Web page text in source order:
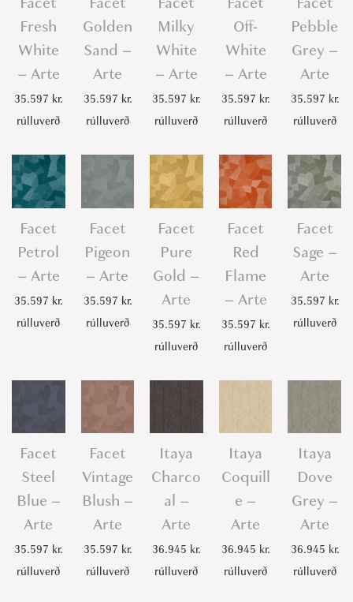
Fresh
White
– Arte
35.597 kr.
rúlluverð
Golden
Sand –
Arte
35.597 kr.
rúlluverð
Milky
White
– Arte
35.597 kr.
rúlluverð
Off-
White
– Arte
35.597 kr.
rúlluverð
Pebble
Grey –
Arte
35.597 kr.
rúlluverð
Facet
Petrol
– Arte
35.597 kr.
rúlluverð
Facet
Pigeon
– Arte
35.597 kr.
rúlluverð
Facet
Pure
Gold –
Arte
35.597 kr.
rúlluverð
Facet
Red
Flame
– Arte
35.597 kr.
rúlluverð
Facet
Sage –
Arte
35.597 kr.
rúlluverð
Facet
Steel
Blue –
Arte
35.597 kr.
rúlluverð
Facet
Vintage
Blush –
Arte
35.597 kr.
rúlluverð
Itaya
Charco
al –
Arte
36.945 kr.
rúlluverð
Itaya
Coquill
e –
Arte
36.945 kr.
rúlluverð
Itaya
Dove
Grey –
Arte
36.945 kr.
rúlluverð